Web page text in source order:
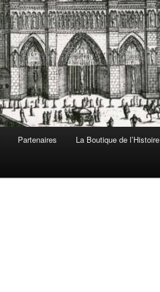
Partenaires La Boutique de l’Histoire